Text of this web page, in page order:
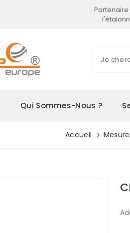
Qui Sommes-Nous ?
Accueil